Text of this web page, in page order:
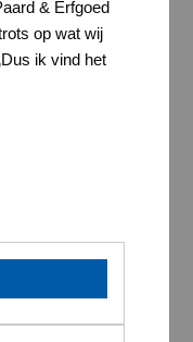
& Erfgoed
op wat wij
ik vind het